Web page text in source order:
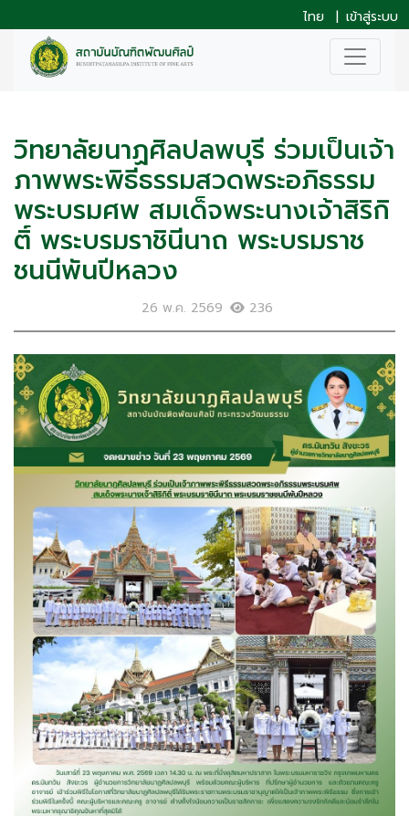
ไทย | เข้าสู่ระบบ
วิทยาลัยนาฏศิลปลพบุรี ร่วมเป็นเจ้า
ภาพพระพิธีธรรมสวดพระอภิธรรม
พระบรมศพ สมเด็จพระนางเจ้าสิริกิ
ติ์ พระบรมราชินีนาถ พระบรมราช
ชนนีพันปีหลวง
26 พ.ค. 2569 236